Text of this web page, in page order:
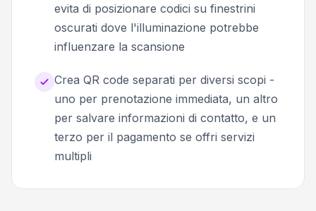
evita di posizionare codici su finestrini
oscurati dove l'illuminazione potrebbe
influenzare la scansione
Crea QR code separati per diversi scopi -
uno per prenotazione immediata, un altro
per salvare informazioni di contatto, e un
terzo per il pagamento se offri servizi
multipli